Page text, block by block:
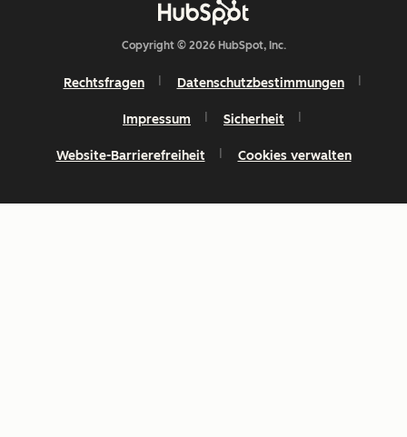
Copyright © 2026 HubSpot, Inc.
Rechtsfragen Datenschutzbestimmungen
Impressum Sicherheit
Website-Barrierefreiheit Cookies verwalten